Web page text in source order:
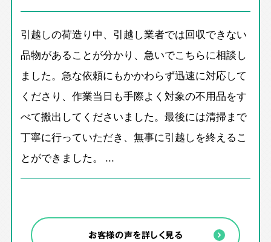
引越しの荷造り中、引越し業者では回収できない
品物があることが分かり、急いでこちらに相談し
ました。急な依頼にもかかわらず迅速に対応して
くださり、作業当日も手際よく対象の不用品をす
べて搬出してくださいました。最後には清掃まで
丁寧に行っていただき、無事に引越しを終えるこ
とができました。 ...
お客様の声を詳しく見る